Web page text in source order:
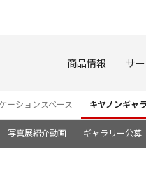
商品情報 サ
ーションスペース キヤノンギャ
写真展紹介動画 ギャラリー公募